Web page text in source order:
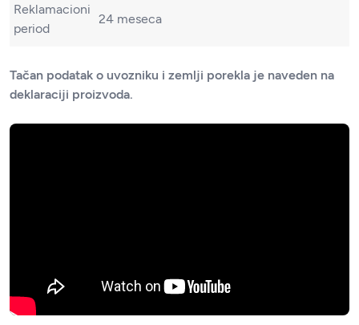
Reklamacioni
period
24 meseca
Tačan podatak o uvozniku i zemlji porekla je naveden na
deklaraciji proizvoda.